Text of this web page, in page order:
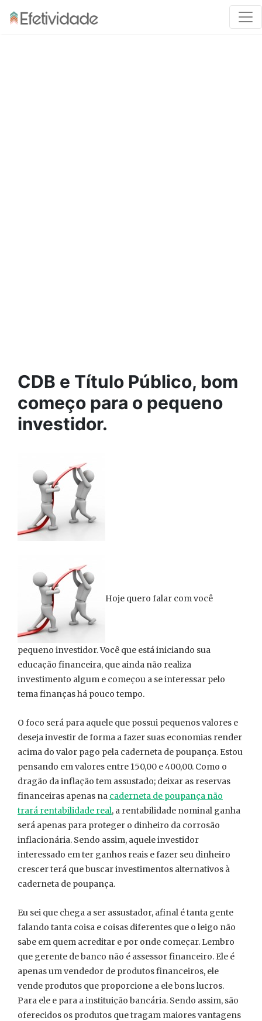
CDB e Título Público, bom
começo para o pequeno
investidor.
Hoje quero falar com você
pequeno investidor. Você que está iniciando sua
educação financeira, que ainda não realiza
investimento algum e começou a se interessar pelo
tema finanças há pouco tempo.
O foco será para aquele que possui pequenos valores e
deseja investir de forma a fazer suas economias render
acima do valor pago pela caderneta de poupança. Estou
pensando em valores entre 150,00 e 400,00. Como o
dragão da inflação tem assustado; deixar as reservas
financeiras apenas na caderneta de poupança não
trará rentabilidade real, a rentabilidade nominal ganha
será apenas para proteger o dinheiro da corrosão
inflacionária. Sendo assim, aquele investidor
interessado em ter ganhos reais e fazer seu dinheiro
crescer terá que buscar investimentos alternativos à
caderneta de poupança.
Eu sei que chega a ser assustador, afinal é tanta gente
falando tanta coisa e coisas diferentes que o leigo não
sabe em quem acreditar e por onde começar. Lembro
que gerente de banco não é assessor financeiro. Ele é
apenas um vendedor de produtos financeiros, ele
vende produtos que proporcione a ele bons lucros.
Para ele e para a instituição bancária. Sendo assim, são
oferecidos os produtos que tragam maiores vantagens